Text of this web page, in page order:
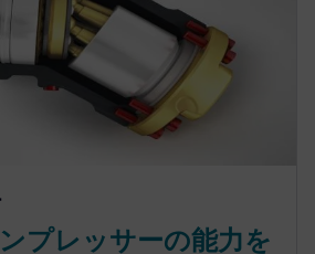
プレッサーの能力を